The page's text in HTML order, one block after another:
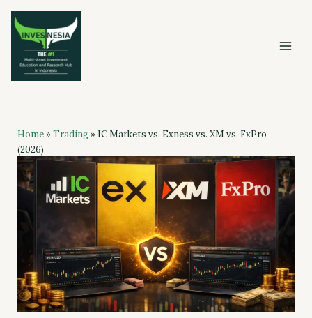
Skip
content
Home»Trading» IC Markets vs. Exness vs. XM vs. FxPro
(2026)